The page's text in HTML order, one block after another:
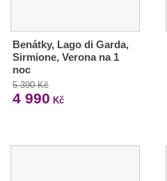
Benátky, Lago di Garda,
Sirmione, Verona na 1
noc
5 390 Kč
4 990 Kč